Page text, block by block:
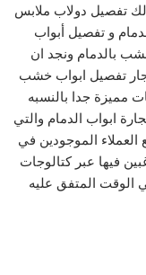
تفصيل دولاب ملابس
و تفصيل أبواب
بالدمام ونجد ان
تفصيل ابواب خشب
مميزة جدا بالنسبه
ابواب الدمام والتي
الموجودين في
فيها عبر كتالوجات
الوقت المتفق عليه